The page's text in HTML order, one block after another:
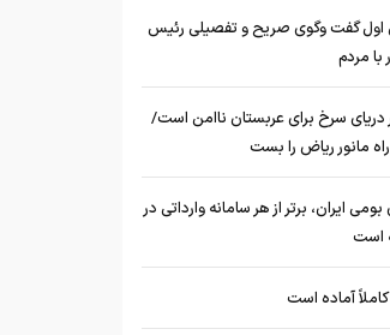
گفت وگوی صریح و تفصیلی رئیس
مردم
دریای سرخ برای عربستان ناامن است/
مانور ریاض را بست
بومی ایران، برتر از هر سامانه وارداتی در
است
آماده است